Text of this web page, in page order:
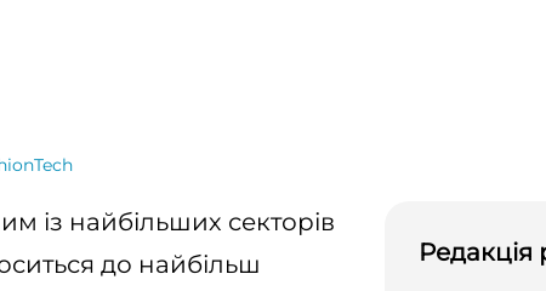
із найбільших секторів
до найбільш